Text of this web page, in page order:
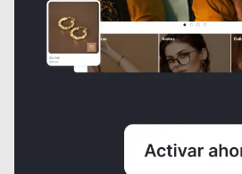
¿NECESITAS
Términos y condiciones de la
Al crear una cuenta, aceptas nuestros